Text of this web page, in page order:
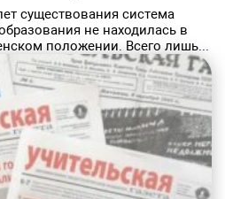
существования система
не находилась в
положении. Всего лишь...